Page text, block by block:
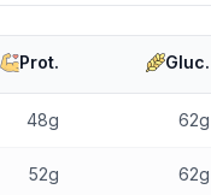
Prot. Gluc.
48g 62g
52g 62g